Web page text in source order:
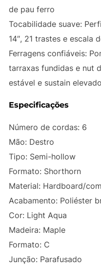
de pau ferro
Tocabilidade suave:
14″, 21 trastes e escala
Ferragens confiáveis:
tarraxas fundidas e nut
estável e sustain elevado
Especificações
Número de cordas: 6
Mão: Destro
Tipo: Semi-hollow
Formato: Shorthorn
Material: Hardboard/
Acabamento: Poliéster
Cor: Light Aqua
Madeira: Maple
Formato: C
Junção: Parafusado